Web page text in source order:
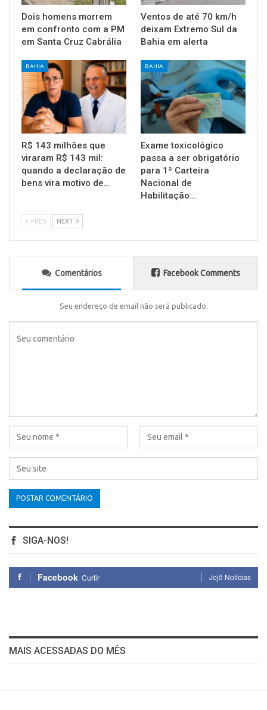
Dois homens morrem
em confronto com a PM
em Santa Cruz Cabrália
Ventos de até 70 km/h
deixam Extremo Sul da
Bahia em alerta
BAHIA
R$ 143 milhões que
viraram R$ 143 mil:
quando a declaração de
bens vira motivo de…
BAHIA
Exame toxicológico
passa a ser obrigatório
para 1ª Carteira
Nacional de
Habilitação…
PREV NEXT
Comentários Facebook Comments
Seu endereço de email não será publicado.
SIGA-NOS!
Facebook Curtir Jojô Notícias
MAIS ACESSADAS DO MÊS